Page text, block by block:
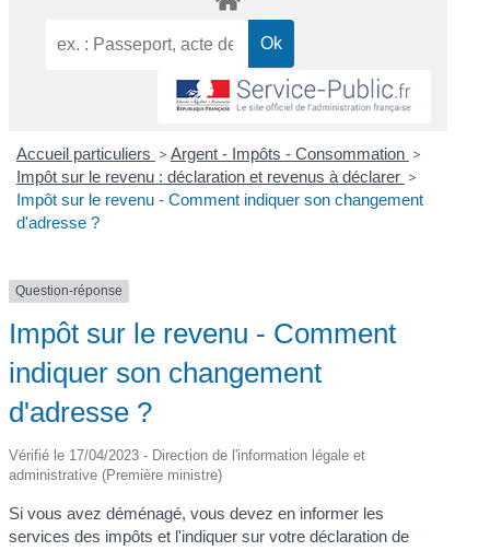
Accueil particuliers > Argent - Impôts - Consommation >
Impôt sur le revenu : déclaration et revenus à déclarer >
Impôt sur le revenu - Comment indiquer son changement
d'adresse ?
Question-réponse
Impôt sur le revenu - Comment
indiquer son changement
d'adresse ?
Vérifié le 17/04/2023 - Direction de l'information légale et
administrative (Première ministre)
Si vous avez déménagé, vous devez en informer les
services des impôts et l'indiquer sur votre déclaration de